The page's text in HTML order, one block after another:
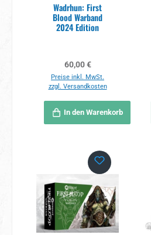
Wadrhun: First
Blood Warband
2024 Edition
Regulärer Preis:
60,00 €
Preise inkl. MwSt.
zzgl. Versandkosten
In den Warenkorb